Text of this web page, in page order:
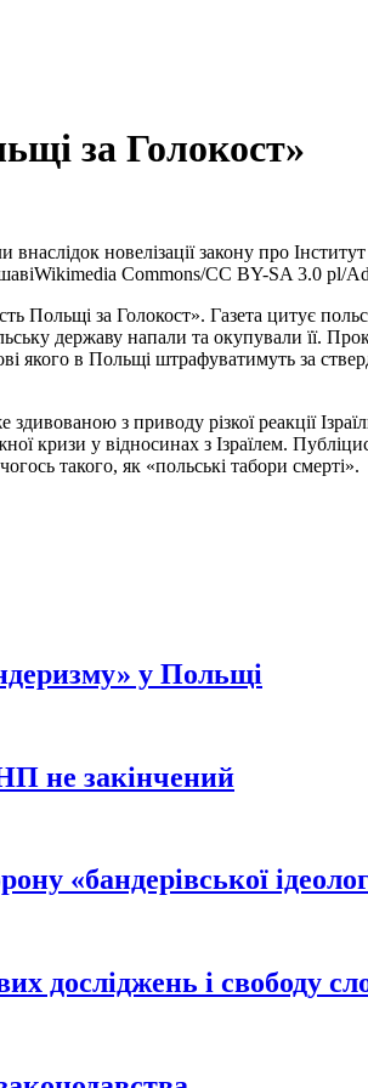
за Голокост»
новелізації закону про Інститут
Wikimedia Commons/CC BY-SA 3.0 pl/
Польщі за Голокост». Газета цитує
державу напали та окупували її.
якого в Польщі штрафуватимуть за
здивованою з приводу різкої реакції
кризи у відносинах з Ізраїлем.
такого, як «польські табори смерті».
у Польщі
не закінчений
«бандерівської
досліджень і свободу